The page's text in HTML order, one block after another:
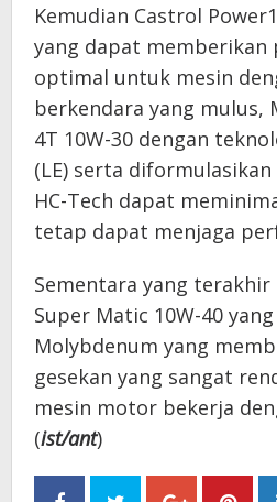
Kemudian Castrol
yang dapat memberikan
optimal untuk mesin
berkendara yang mulus,
4T 10W-30 dengan
(LE) serta
HC-Tech dapat
tetap dapat menjaga
Sementara yang terakhir
Super Matic 10W-40
Molybdenum yang
gesekan yang sangat
mesin motor bekerja
(ist/ant)